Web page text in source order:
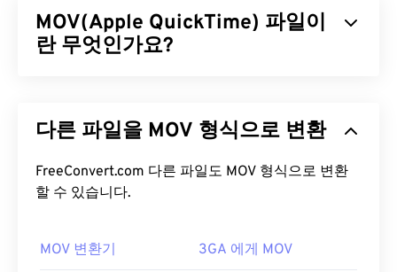
사용됩니다.iOS, YouTube,Nintendo,Playstation
의 표준 오디오 형식입니다.
최상의 결과를 얻으려면
디에나 존재하며 다른 많은 프로그램과 소프트웨어
MOV(Apple QuickTime) 파일이
란 무엇인가요?
는 컨테이너입니다. 멀티미디어 파일을 사용자 기기
QuickTime의 주요 특징 중 하나는 동영상 "아톰"과
"트랙" 단위로 데이터를 저장하여 파일의 고도로 세
MOV 파일을 어떻게 여나요?
다른 파일을 MOV 형식으로 변환
FreeConvert.com 다른 파일도 MOV 형식으로 변환
할 수 있습니다.
MOV 변환기 3GA 에게 MOV